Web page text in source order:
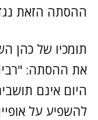
ההסתה הזאת
תומכיו של כהן
את ההסתה:
היום אינם
להשפיע על